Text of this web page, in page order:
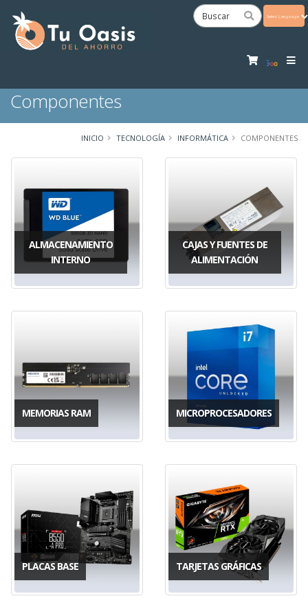
Componentes
INICIO TECNOLOGÍA INFORMÁTICA COMPONENTES
ALMACENAMIENTO
INTERNO
CAJAS Y FUENTES DE
ALIMENTACIÓN
MEMORIAS RAM MICROPROCESADORES
PLACAS BASE TARJETAS GRÁFICAS